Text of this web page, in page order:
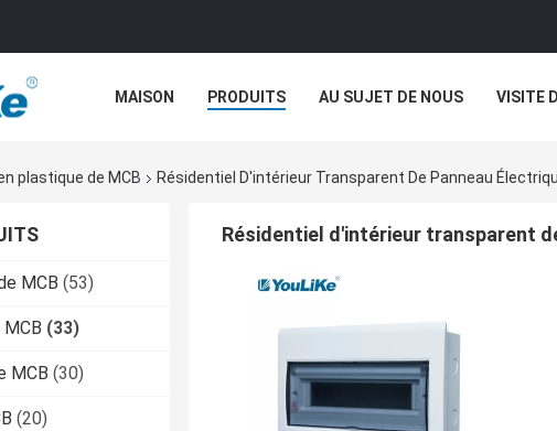
MAISON PRODUITS AU SUJET DE NOUS VISITE
plastique de MCB Résidentiel D'intérieur Transparent De Panneau
MCB (53)
(33)
MCB (30)
(20)
Résidentiel d'intérieur transparent